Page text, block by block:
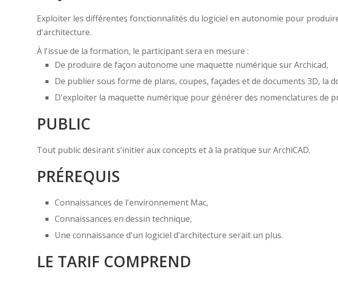
Exploiter les différentes fonctionnalités du logiciel en autonomie pour
d'architecture.
À l'issue de la formation, le participant sera en mesure :
De produire de façon autonome une maquette numérique sur Archicad,
De publier sous forme de plans, coupes, façades et de documents 3D,
D'exploiter la maquette numérique pour générer des nomenclatures de
PUBLIC
Tout public désirant s’initier aux concepts et à la pratique sur ArchiCAD.
PRÉREQUIS
Connaissances de l'environnement Mac,
Connaissances en dessin technique,
Une connaissance d'un logiciel d'architecture serait un plus.
LE TARIF COMPREND